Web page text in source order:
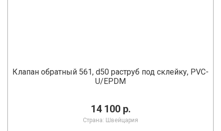
Клапан обратный 561, d50 раструб под склейку, PVC-
U/EPDM
14 100 р.
Страна: Швейцария